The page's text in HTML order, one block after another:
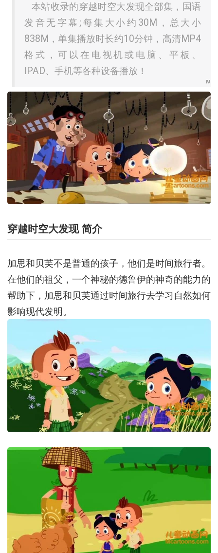
本站收录的穿越时空大发现全部集，国语
发音无字幕;每集大小约30M，总大小
838M，单集播放时长约10分钟，高清MP4
格式，可以在电视机或电脑、平板、
IPAD、手机等各种设备播放！
穿越时空大发现 简介
加思和贝芙不是普通的孩子，他们是时间旅行者。
在他们的祖父，一个神秘的德鲁伊的神奇的能力的
帮助下，加思和贝芙通过时间旅行去学习自然如何
影响现代发明。